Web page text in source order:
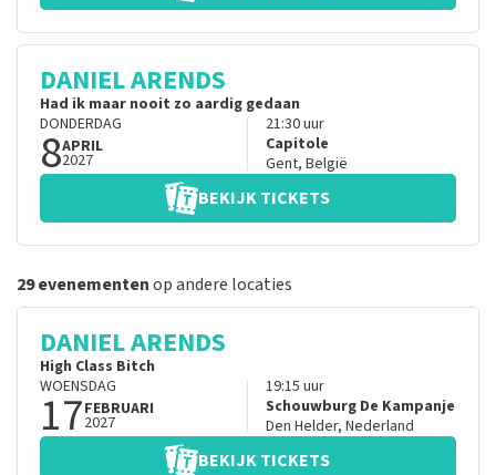
DANIEL ARENDS
Had ik maar nooit zo aardig gedaan
DONDERDAG
8APRIL
2027
21:30uur
Capitole
Gent, België
BEKIJK TICKETS
29 evenementenop andere locaties
DANIEL ARENDS
High Class Bitch
WOENSDAG
17FEBRUARI
2027
19:15 uur
Schouwburg De Kampanje
Den Helder, Nederland
BEKIJK TICKETS